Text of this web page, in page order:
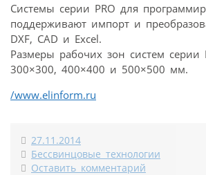
Системы серии PRO для
поддерживают импорт и
DXF, CAD и Excel.
Размеры рабочих зон систем серии
300×300, 400×400 и 500×500 мм.
/www.elinform.ru
27.11.2014
Бессвинцовые технологии
Оставить комментарий